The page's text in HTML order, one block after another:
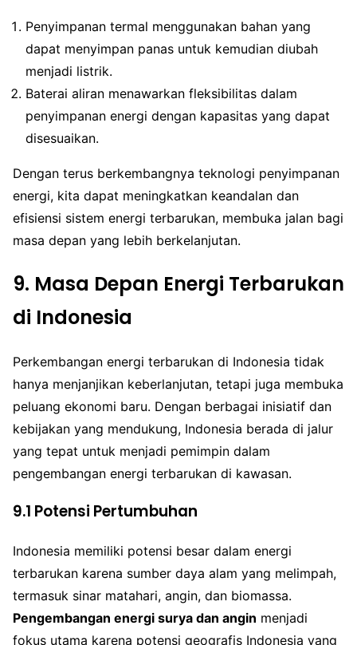
Penyimpanan termal menggunakan bahan yang
dapat menyimpan panas untuk kemudian diubah
menjadi listrik.
Baterai aliran menawarkan fleksibilitas dalam
penyimpanan energi dengan kapasitas yang dapat
disesuaikan.
Dengan terus berkembangnya teknologi penyimpanan
energi, kita dapat meningkatkan keandalan dan
efisiensi sistem energi terbarukan, membuka jalan bagi
masa depan yang lebih berkelanjutan.
9. Masa Depan Energi Terbarukan
di Indonesia
Perkembangan energi terbarukan di Indonesia tidak
hanya menjanjikan keberlanjutan, tetapi juga membuka
peluang ekonomi baru. Dengan berbagai inisiatif dan
kebijakan yang mendukung, Indonesia berada di jalur
yang tepat untuk menjadi pemimpin dalam
pengembangan energi terbarukan di kawasan.
9.1 Potensi Pertumbuhan
Indonesia memiliki potensi besar dalam energi
terbarukan karena sumber daya alam yang melimpah,
termasuk sinar matahari, angin, dan biomassa.
Pengembangan energi surya dan angin menjadi
fokus utama karena potensi geografis Indonesia yang